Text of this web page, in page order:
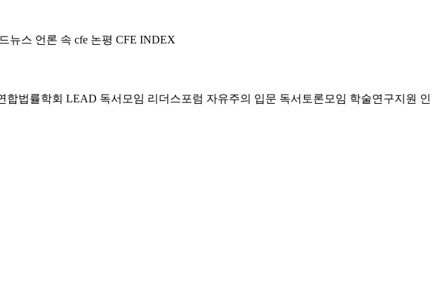
뉴스 언론 속 cfe 논평 CFE INDEX
합법률학회 LEAD 독서모임 리더스포럼 자유주의 입문 독서토론모임 학술연구지원 인